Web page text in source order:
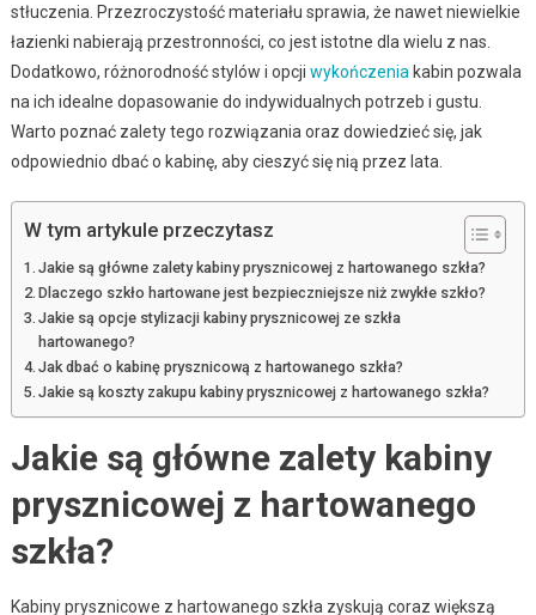
stłuczenia. Przezroczystość materiału sprawia, że nawet niewielkie
łazienki nabierają przestronności, co jest istotne dla wielu z nas.
Dodatkowo, różnorodność stylów i opcji wykończenia kabin pozwala
na ich idealne dopasowanie do indywidualnych potrzeb i gustu.
Warto poznać zalety tego rozwiązania oraz dowiedzieć się, jak
odpowiednio dbać o kabinę, aby cieszyć się nią przez lata.
W tym artykule przeczytasz
Jakie są główne zalety kabiny prysznicowej z hartowanego szkła?
Dlaczego szkło hartowane jest bezpieczniejsze niż zwykłe szkło?
Jakie są opcje stylizacji kabiny prysznicowej ze szkła
hartowanego?
Jak dbać o kabinę prysznicową z hartowanego szkła?
Jakie są koszty zakupu kabiny prysznicowej z hartowanego szkła?
Jakie są główne zalety kabiny
prysznicowej z hartowanego
szkła?
Kabiny prysznicowe z hartowanego szkła zyskują coraz większą